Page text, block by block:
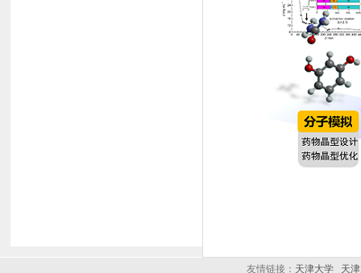
友情链接： 天津大学
天